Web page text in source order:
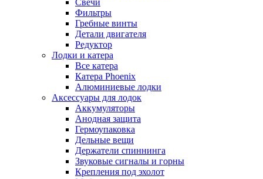
Свечи
Фильтры
Гребные винты
Детали двигателя
Редуктор
Лодки и катера
Все катера
Катера Phoenix
Алюминиевые лодки
Аксессуары для лодок
Аккумуляторы
Анодная защита
Гермоупаковка
Дельные вещи
Держатели спиннинга
Звуковые сигналы и горны
Крепления под эхолот